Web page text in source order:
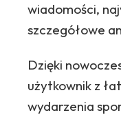
wiadomości,
szczegółowe
Dzięki
użytkownik z
wydarzenia